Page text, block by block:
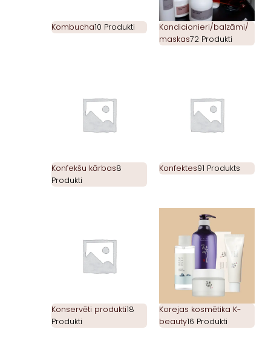
Kombucha10 Produkti
Kondicionieri/balzāmi/
maskas72 Produkti
Konfekšu kārbas8
Produkti
Konfektes91 Produkts
Konservēti produkti18
Produkti
Korejas kosmētika K-
beauty16 Produkti